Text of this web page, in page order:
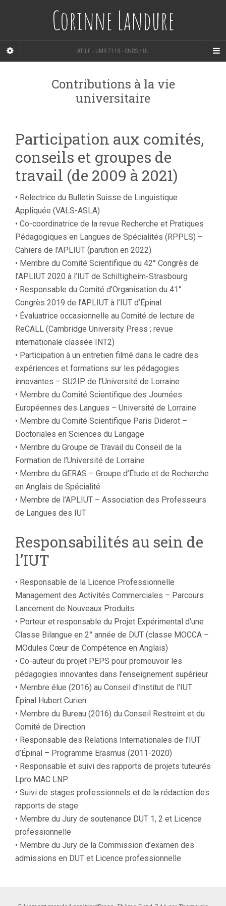
Corinne Landure
ATILF - UMR 7118 - CNRS / UL
Contributions à la vie
universitaire
Participation aux comités,
conseils et groupes de
travail (de 2009 à 2021)
• Relectrice du Bulletin Suisse de Linguistique
Appliquée (VALS-ASLA)
• Co-coordinatrice de la revue Recherche et Pratiques
Pédagogiques en Langues de Spécialités (RPPLS) –
Cahiers de l’APLIUT (parution en 2022)
• Membre du Comité Scientifique du 42° Congrès de
l’APLIUT 2020 à l’IUT de Schiltigheim-Strasbourg
• Responsable du Comité d’Organisation du 41°
Congrès 2019 de l’APLIUT à l’IUT d’Épinal
• Évaluatrice occasionnelle au Comité de lecture de
ReCALL (Cambridge University Press ; revue
internationale classée INT2)
• Participation à un entretien filmé dans le cadre des
expériences et formations sur les pédagogies
innovantes – SU2IP de l’Université de Lorraine
• Membre du Comité Scientifique des Journées
Européennes des Langues – Université de Lorraine
• Membre du Comité Scientifique Paris Diderot –
Doctoriales en Sciences du Langage
• Membre du Groupe de Travail du Conseil de la
Formation de l’Université de Lorraine
• Membre du GERAS – Groupe d’Étude et de Recherche
en Anglais de Spécialité
• Membre de l’APLIUT – Association des Professeurs
de Langues des IUT
Responsabilités au sein de
l’IUT
• Responsable de la Licence Professionnelle
Management des Activités Commerciales – Parcours
Lancement de Nouveaux Produits
• Porteur et responsable du Projet Expérimental d’une
Classe Bilangue en 2° année de DUT (classe MOCCA –
MOdules Cœur de Compétence en Anglais)
• Co-auteur du projet PEPS pour promouvoir les
pédagogies innovantes dans l’enseignement supérieur
• Membre élue (2016) au Conseil d’Institut de l’IUT
Épinal Hubert Curien
• Membre du Bureau (2016) du Conseil Restreint et du
Comité de Direction
• Responsable des Relations Internationales de l’IUT
d’Épinal – Programme Erasmus (2011-2020)
• Responsable et suivi des rapports de projets tuteurés
Lpro MAC LNP
• Suivi de stages professionnels et de la rédaction des
rapports de stage
• Membre du Jury de soutenance DUT 1, 2 et Licence
professionnelle
• Membre du Jury de la Commission d’examen des
admissions en DUT et Licence professionnelle